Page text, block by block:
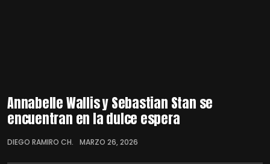
Annabelle Wallis y Sebastian Stan se
encuentran en la dulce espera
DIEGO RAMIRO CH. MARZO 26, 2026